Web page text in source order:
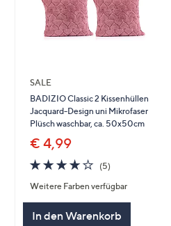
SALE
BADIZIO Classic 2 Kissenhüllen
Jacquard-Design uni Mikrofaser
Plüsch waschbar, ca. 50x50cm
€ 4,99
4.0
von
5
(5)5
Weitere Farben verfügbar
In den Warenkorb